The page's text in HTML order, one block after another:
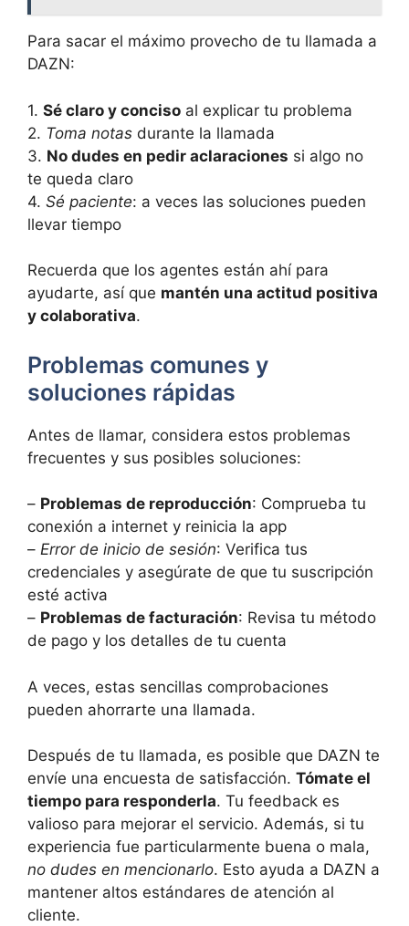
Para sacar el máximo provecho de tu llamada a
DAZN:
1. Sé claro y conciso al explicar tu problema
2. Toma notas durante la llamada
3. No dudes en pedir aclaraciones si algo no
te queda claro
4. Sé paciente: a veces las soluciones pueden
llevar tiempo
Recuerda que los agentes están ahí para
ayudarte, así que mantén una actitud positiva
y colaborativa.
Problemas comunes y
soluciones rápidas
Antes de llamar, considera estos problemas
frecuentes y sus posibles soluciones:
– Problemas de reproducción: Comprueba tu
conexión a internet y reinicia la app
– Error de inicio de sesión: Verifica tus
credenciales y asegúrate de que tu suscripción
esté activa
– Problemas de facturación: Revisa tu método
de pago y los detalles de tu cuenta
A veces, estas sencillas comprobaciones
pueden ahorrarte una llamada.
Después de tu llamada, es posible que DAZN te
envíe una encuesta de satisfacción. Tómate el
tiempo para responderla. Tu feedback es
valioso para mejorar el servicio. Además, si tu
experiencia fue particularmente buena o mala,
no dudes en mencionarlo. Esto ayuda a DAZN a
mantener altos estándares de atención al
cliente.